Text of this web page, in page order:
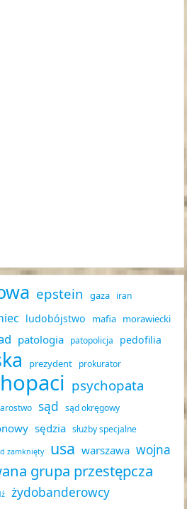
epstein gaza iran
ludobójstwo mafia morawiecki
patologia patopolicja pedofilia
prezydent prokurator
psychopata
sąd sąd okręgowy
sędzia służby specjalne
zamknięty usa warszawa wojna
grupa przestępcza
żydobanderowcy